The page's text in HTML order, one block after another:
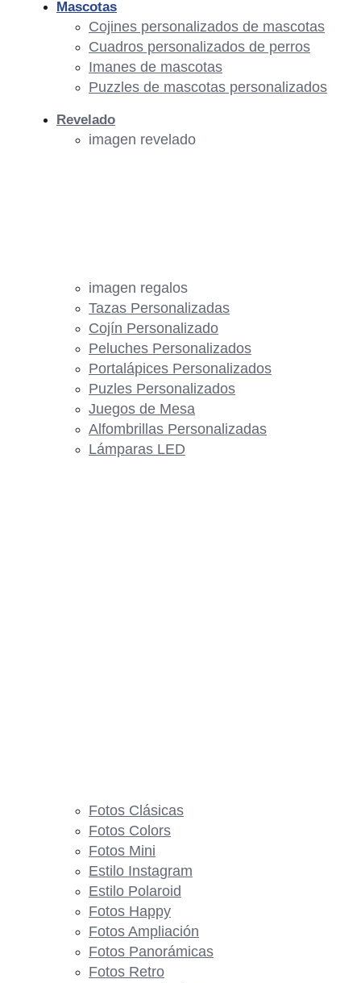
imagen regalos
Tazas Personalizadas
Cojín Personalizado
Peluches Personalizados
Portalápices Personalizados
Puzles Personalizados
Juegos de Mesa
Alfombrillas Personalizadas
Lámparas LED
Mascotas
Cojines personalizados de mascotas
Cuadros personalizados de perros
Imanes de mascotas
Puzzles de mascotas personalizados
Revelado
imagen revelado
Fotos Clásicas
Fotos Colors
Fotos Mini
Estilo Instagram
Estilo Polaroid
Fotos Happy
Fotos Ampliación
Fotos Panorámicas
Fotos Retro